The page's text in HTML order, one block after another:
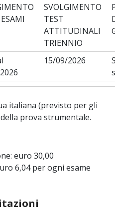
SVOLGIMENTO
TEST
ATTITUDINALI
TRIENNIO
15/09/2026
italiana (previsto per gli
prova strumentale.
euro 30,00
6,04 per ogni esame